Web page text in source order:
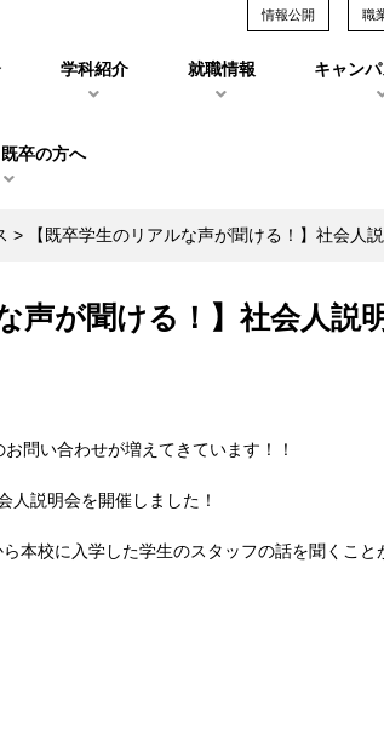
情報公開 職
学科紹介 就職情報 キャン
卒の方へ
> 【既卒学生のリアルな声が聞ける！】社会人
声が聞ける！】社会人説
問い合わせが増えてきています！！
人説明会を開催しました！
本校に入学した学生のスタッフの話を聞くこと